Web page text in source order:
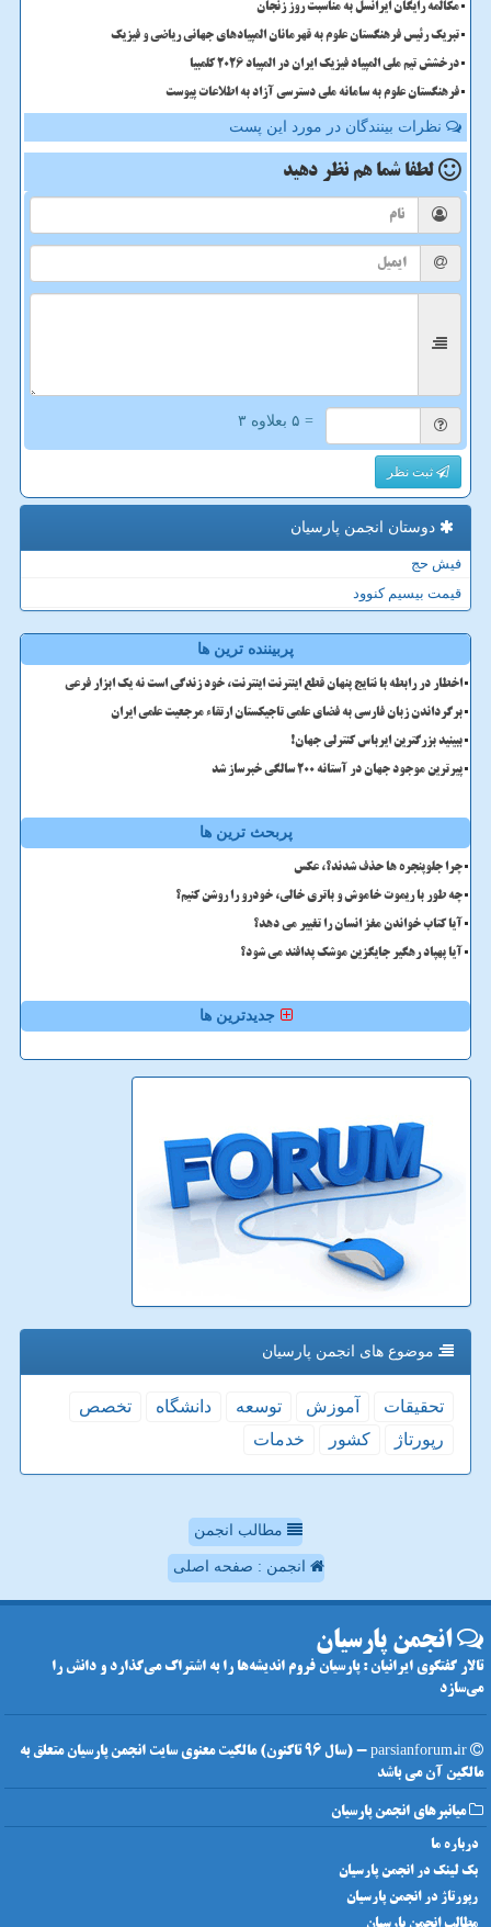
مکالمه رایگان ایرانسل به مناسبت روز زنجان
تبریک رئیس فرهنگستان علوم به قهرمانان المپیادهای جهانی ریاضی و فیزیک
درخشش تیم ملی المپیاد فیزیک ایران در المپیاد 2026 کلمبیا
فرهنگستان علوم به سامانه ملی دسترسی آزاد به اطلاعات پیوست
نظرات بینندگان در مورد این پست
لطفا شما هم نظر دهید
= ۵ بعلاوه ۳
ثبت نظر
دوستان انجمن پارسیان
فیش حج
قیمت بیسیم کنوود
پربیننده ترین ها
اخطار در رابطه با نتایج پنهان قطع اینترنت اینترنت، خود زندگی است نه یک ابزار فرعی
برگرداندن زبان فارسی به فضای علمی تاجیکستان ارتقاء مرجعیت علمی ایران
ببینید بزرگترین ایرباس کنترلی جهان!
پیرترین موجود جهان در آستانه ۲۰۰ سالگی خبرساز شد
پربحث ترین ها
چرا جلوپنجره ها حذف شدند؟، عکس
چه طور با ریموت خاموش و باتری خالی، خودرو را روشن کنیم؟
آیا کتاب خواندن مغز انسان را تغییر می دهد؟
آیا پهپاد رهگیر جایگزین موشک پدافند می شود؟
جدیدترین ها
موضوع های انجمن پارسیان
تحقیقات آموزش توسعه دانشگاه
تخصص
رپورتاژ
كشور خدمات
مطالب انجمن
انجمن : صفحه اصلی
انجمن پارسیان
تالار گفتگوی ایرانیان : پارسیان فروم اندیشه‌ها را به اشتراک می‌گذارد و دانش را
می‌سازد
parsianforum.ir - (سال 96 تاکنون) مالکیت معنوی سایت انجمن پارسیان متعلق به
مالکین آن می باشد
میانبرهای انجمن پارسیان
درباره ما
بک لینک در انجمن پارسیان
رپورتاژ در انجمن پارسیان